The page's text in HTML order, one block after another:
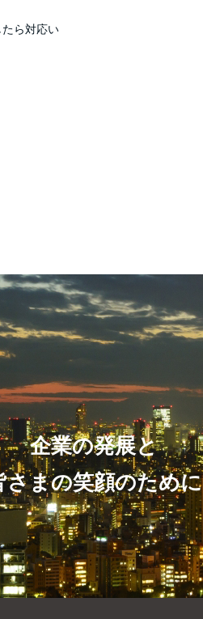
ら対応い
企業の発展と
さまの笑顔のために